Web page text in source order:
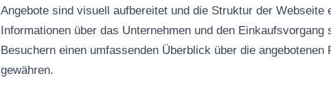
Angebote sind visuell aufbereitet und die Struktur der Webseite
Informationen über das Unternehmen und den
Besuchern einen umfassenden Überblick über die
gewähren.